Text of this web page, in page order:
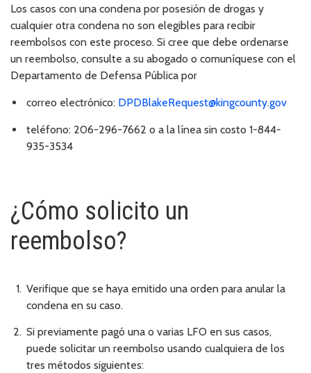
Los casos con una condena por posesión de drogas y
cualquier otra condena no son elegibles para recibir
reembolsos con este proceso. Si cree que debe ordenarse
un reembolso, consulte a su abogado o comuníquese con el
Departamento de Defensa Pública por
correo electrónico: DPDBlakeRequest@kingcounty.gov
teléfono: 206-296-7662 o a la línea sin costo 1-844-
935-3534
¿Cómo solicito un
reembolso?
Verifique que se haya emitido una orden para anular la
condena en su caso.
Si previamente pagó una o varias LFO en sus casos,
puede solicitar un reembolso usando cualquiera de los
tres métodos siguientes: